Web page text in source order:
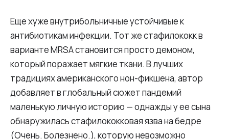
Еще хуже внутрибольничные устойчивые к
антибиотикам инфекции. Тот же стафилококк в
варианте MRSA становится просто демоном,
который поражает мягкие ткани. В лучших
традициях американского нон-фикшена, автор
добавляет в глобальный сюжет пандемий
маленькую личную историю — однажды у ее сына
обнаружилась стафилококковая язва на бедре
(Очень. Болезнено.), которую невозможно